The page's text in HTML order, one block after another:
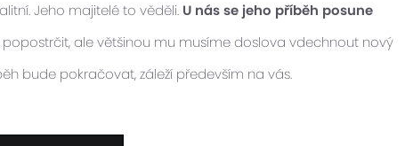
Jeho majitelé to věděli. U nás se jeho příběh posune
ale většinou mu musíme doslova vdechnout nový
bude pokračovat, záleží především na vás.